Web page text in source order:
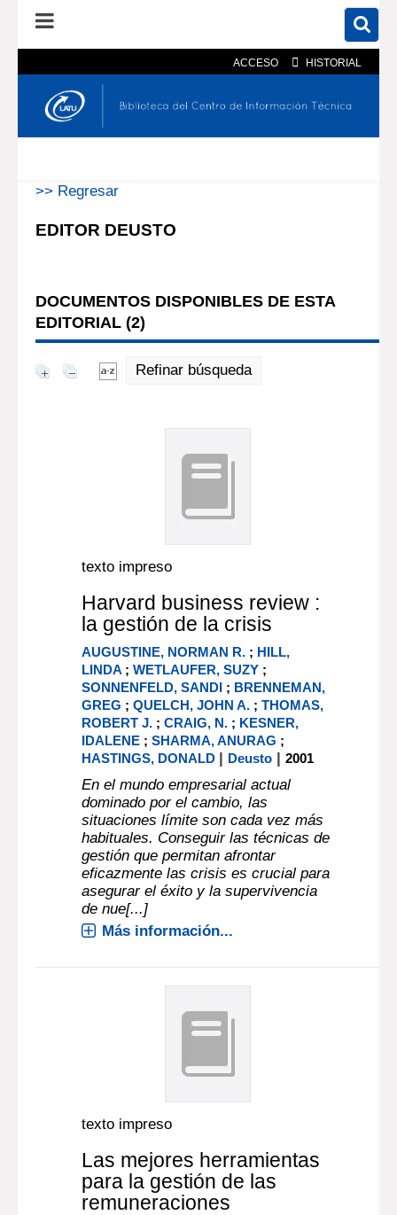
ACCESO HISTORIAL
En el catálogo En el sitio
>> Regresar
EDITOR DEUSTO
DOCUMENTOS DISPONIBLES DE ESTA
EDITORIAL (2)
Refinar búsqueda
texto impreso
Harvard business review :
la gestión de la crisis
AUGUSTINE, NORMAN R. ; HILL,
LINDA ;WETLAUFER, SUZY ;
SONNENFELD, SANDI ; BRENNEMAN,
GREG ;QUELCH, JOHN A. ;THOMAS,
ROBERT J. ;CRAIG, N. ; KESNER,
IDALENE ;SHARMA, ANURAG ;
HASTINGS, DONALD | Deusto |2001
En el mundo empresarial actual
dominado por el cambio, las
situaciones límite son cada vez más
habituales. Conseguir las técnicas de
gestión que permitan afrontar
eficazmente las crisis es crucial para
asegurar el éxito y la supervivencia
de nue[...]
Más información...
texto impreso
Las mejores herramientas
para la gestión de las
remuneraciones